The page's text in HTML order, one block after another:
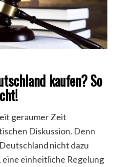
kaufen? So
geraumer Zeit
Diskussion. Denn
nicht dazu
einheitliche Regelung